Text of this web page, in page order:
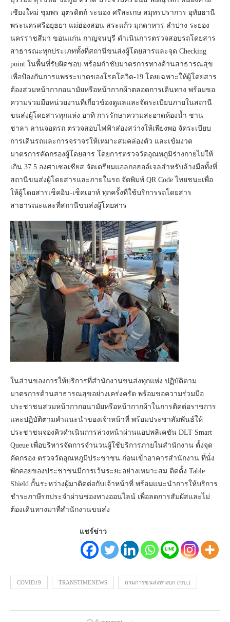
เชียงใหม่ ชุมพร อุตรดิตถ์ ระนอง ศรีสะเกษ สมุทรปราการ อุทัยธานี
พระนครศรีอยุธยา แม่ฮ่องสอน สระแก้ว มุกดาหาร ลำปาง ระยอง
นครราชสีมา ขอนแก่น กาญจนบุรี ดำเนินการตรวจสอบรถโดยสาร
สาธารณะทุกประเภททั้งที่สถานีขนส่งผู้โดยสารและจุด Checking
point ในพื้นที่รับผิดชอบ พร้อมกำชับมาตรการทางด้านสาธารณสุข
เพื่อป้องกันการแพร่ระบาดของโรคโควิด-19 โดยเฉพาะให้ผู้โดยสาร
ต้องสวมหน้ากากอนามัยหรือหน้ากากผ้าตลอดการเดินทาง พร้อมขอ
ความร่วมมือหน่วยงานที่เกี่ยวข้องดูแลและจัดระเบียบภายในสถานี
ขนส่งผู้โดยสารทุกแห่ง อาทิ การรักษาความสะอาดห้องน้ำ ชาน
ชาลา ลานจอดรถ ตรวจสอบไฟฟ้าส่องสว่างให้เพียงพอ จัดระเบียบ
การเดินรถและการจราจรให้เหมาะสมคล่องตัว และเข้มงวด
มาตรการคัดกรองผู้โดยสาร โดยการตรวจวัดอุณหภูมิร่างกายไม่ให้
เกิน 37.5 องศาเซลเซียส จัดเตรียมแอลกอฮอล์เจลสำหรับล้างมือทั้งที่
สถานีขนส่งผู้โดยสารและภายในรถ จัดพิมพ์ QR Code ไทยชนะเพื่อ
ให้ผู้โดยสารเช็คอิน-เช็คเอาท์ ทุกครั้งที่ใช้บริการรถโดยสาร
สาธารณะและที่สถานีขนส่งผู้โดยสาร
ในส่วนของการให้บริการที่สำนักงานขนส่งทุกแห่ง ปฏิบัติตาม
มาตรการด้านสาธารณสุขอย่างเคร่งครัด พร้อมขอความร่วมมือ
ประชาชนสวมหน้ากากอนามัยหรือหน้ากากผ้าในการติดต่อราชการ
และปฏิบัติตามคำแนะนำของเจ้าหน้าที่ พร้อมประชาสัมพันธ์ให้
ประชาชนจองคิวดำเนินการล่วงหน้าผ่านแอปพลิเคชัน DLT Smart
Queue เพื่อบริหารจัดการจำนวนผู้ใช้บริการภายในสำนักงาน ตั้งจุด
คัดกรอง ตรวจวัดอุณหภูมิประชาชน ก่อนเข้าอาคารสำนักงาน ที่นั่ง
พักคอยของประชาชนมีการเว้นระยะอย่างเหมาะสม ติดตั้ง Table
Shield กั้นระหว่างผู้มาติดต่อกับเจ้าหน้าที่ พร้อมแนะนำการให้บริการ
ชำระภาษีรถประจำผ่านช่องทางออนไลน์ เพื่อลดการสัมผัสและไม่
ต้องเดินทางมาที่สำนักงานขนส่ง
แชร์ข่าว
COVID19 TRANSTIMENEWS กรมการขนส่งทางบก (ขบ.)